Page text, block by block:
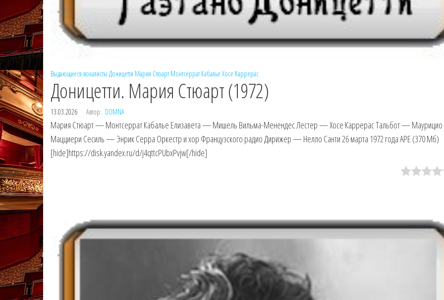
Выдающиеся вокалисты Доницетти Мария Стюарт Монтсеррат Кабалье Хосе Каррерас
Доницетти. Мария Стюарт (1972)
13.03.2026 Автор: DOMNA
Мария Стюарт — Монтсеррат Кабалье Елизавета — Мишель Вильма-Менендес Лестер — Хосе Каррерас Тальбот — Маурицио
Мацциери Сесиль — Энрик Серра Оркестр и хор Французского радио Дирижер — Нелло Санти 26 марта 1972 года APE (370 Мб)
[hide]https://disk.yandex.ru/d/j4qttcPUbxPvjw[/hide]